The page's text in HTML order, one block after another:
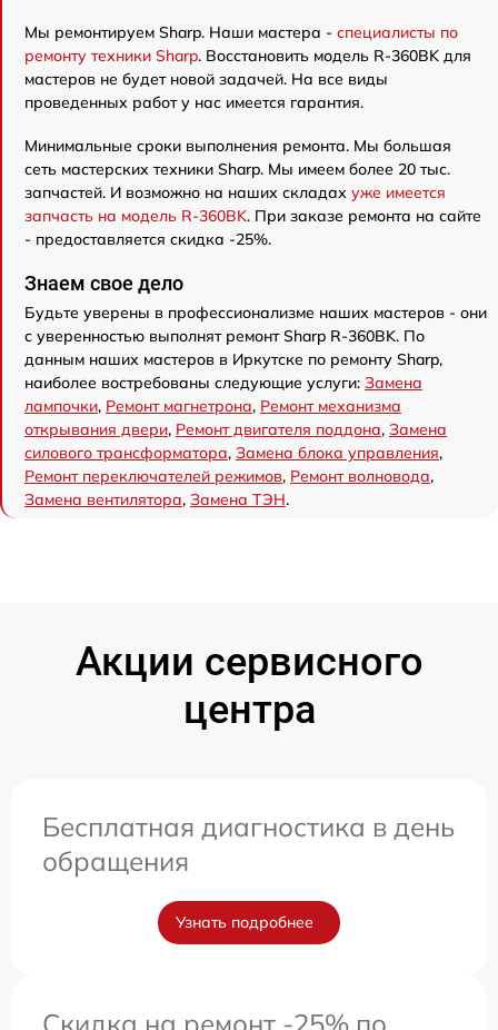
Мы ремонтируем Sharp. Наши мастера - специалисты по
ремонту техники Sharp. Восстановить модель R-360BK для
мастеров не будет новой задачей. На все виды
проведенных работ у нас имеется гарантия.
Минимальные сроки выполнения ремонта. Мы большая
сеть мастерских техники Sharp. Мы имеем более 20 тыс.
запчастей. И возможно на наших складах уже имеется
запчасть на модель R-360BK. При заказе ремонта на сайте
- предоставляется скидка -25%.
Знаем свое дело
Будьте уверены в профессионализме наших мастеров - они
с уверенностью выполнят ремонт Sharp R-360BK. По
данным наших мастеров в Иркутске по ремонту Sharp,
наиболее востребованы следующие услуги: Замена
лампочки, Ремонт магнетрона, Ремонт механизма
открывания двери, Ремонт двигателя поддона, Замена
силового трансформатора, Замена блока управления,
Ремонт переключателей режимов, Ремонт волновода,
Замена вентилятора, Замена ТЭН.
Акции сервисного
центра
Бесплатная диагностика в день
обращения
Узнать подробнее
Скидка на ремонт -25% по